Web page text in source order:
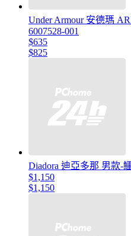
Under Armour 安德瑪
6007528-001
$635
$825
Diadora 迪亞多那 男款-
$1,150
$1,150